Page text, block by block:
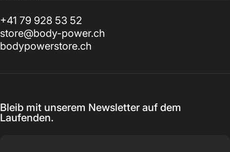
+41 79 928 53 52
store@body-power.ch
bodypowerstore.ch
Bleib mit unserem Newsletter auf dem
Laufenden.